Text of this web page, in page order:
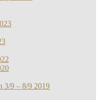
3/9 – 8/9 2019